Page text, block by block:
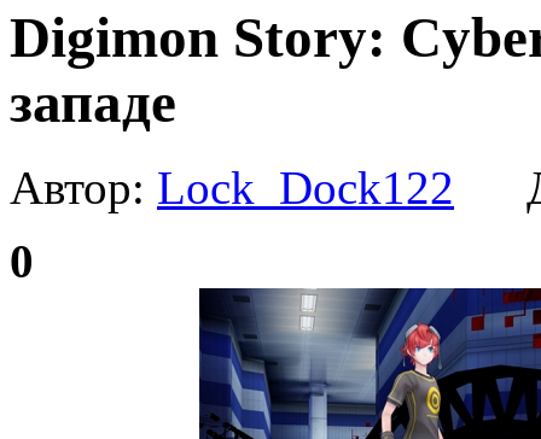
Digimon Story:
западе
Автор: Lock_Dock122
0